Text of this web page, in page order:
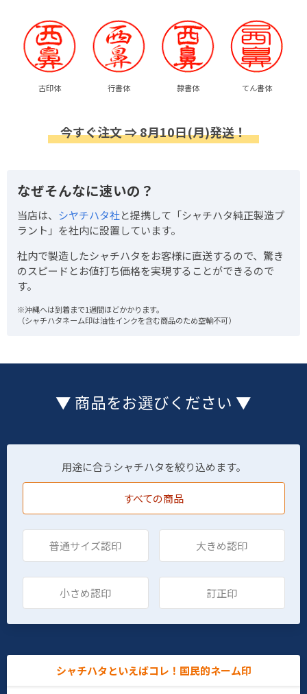
古印体 行書体 隷書体 てん書体
今すぐ注文 ⇒ 8月10日(月)発送！
なぜそんなに速いの？
当店は、 シヤチハタ社と提携して「シャチハタ純正製造プ
ラント」を社内に設置しています。
社内で製造したシャチハタをお客様に直送するので、驚き
のスピードとお値打ち価格を実現することができるので
す。
※沖縄へは到着まで1週間ほどかかります。
（シャチハタネーム印は油性インクを含む商品のため空輸不可）
▼ 商品をお選びください ▼
用途に合うシャチハタを絞り込めます。
すべての商品
普通サイズ認印 大きめ認印
小さめ認印 訂正印
シャチハタといえばコレ！国民的ネーム印